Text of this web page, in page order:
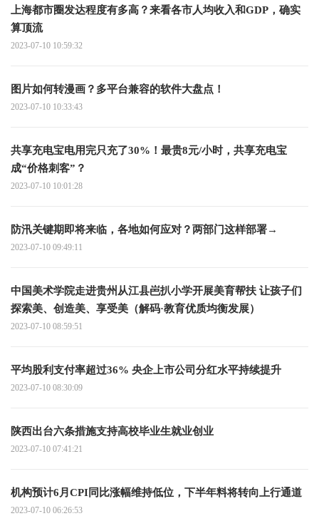
上海都市圈发达程度有多高？来看各市人均收入和GDP，确实
算顶流
2023-07-10 10:59:32
图片如何转漫画？多平台兼容的软件大盘点！
2023-07-10 10:33:43
共享充电宝电用完只充了30%！最贵8元/小时，共享充电宝
成“价格刺客”？
2023-07-10 10:01:28
防汛关键期即将来临，各地如何应对？两部门这样部署→
2023-07-10 09:49:11
中国美术学院走进贵州从江县岜扒小学开展美育帮扶 让孩子们
探索美、创造美、享受美（解码·教育优质均衡发展）
2023-07-10 08:59:51
平均股利支付率超过36% 央企上市公司分红水平持续提升
2023-07-10 08:30:09
陕西出台六条措施支持高校毕业生就业创业
2023-07-10 07:41:21
机构预计6月CPI同比涨幅维持低位，下半年料将转向上行通道
2023-07-10 06:26:53